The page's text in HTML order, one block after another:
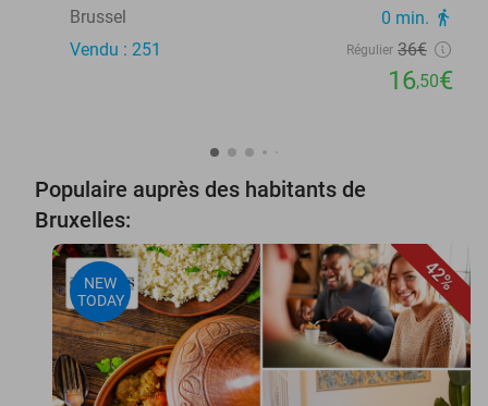
Brussel
0 min. directions_walk
Vendu : 251 Régulier 36€
16,50€
Populaire auprès des habitants de
Bruxelles:
42%
NEW
TODAY